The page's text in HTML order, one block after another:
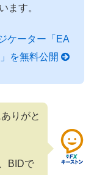
ます。
ケーター「EA
を無料公開
りがと
BIDで